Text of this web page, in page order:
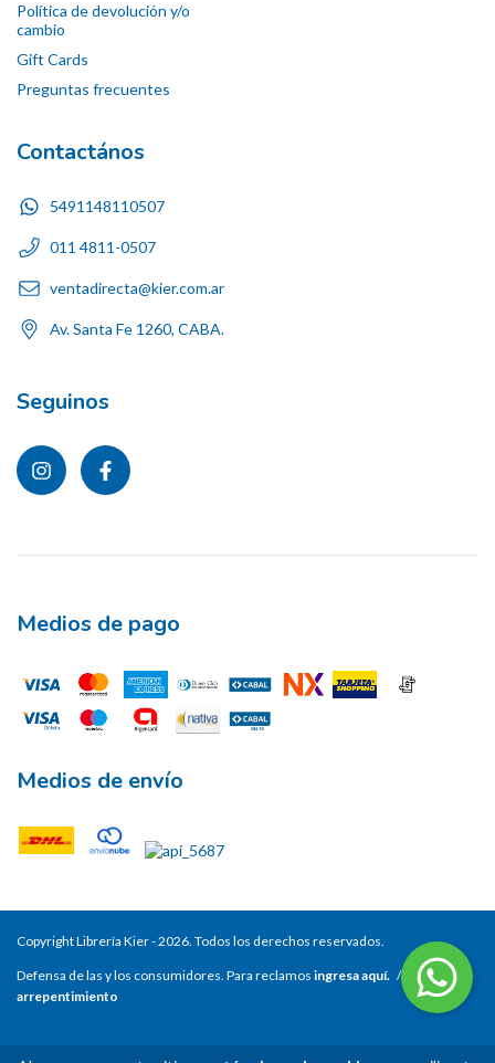
Política de devolución y/o
cambio
Gift Cards
Preguntas frecuentes
Contactános
5491148110507
011 4811-0507
ventadirecta@kier.com.ar
Av. Santa Fe 1260, CABA.
Seguinos
Medios de pago
Medios de envío
Copyright Librería Kier - 2026. Todos los derechos reservados.
Defensa de las y los consumidores. Para reclamos ingresa aquí. /
Botón de
arrepentimiento